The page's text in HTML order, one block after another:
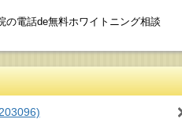
の電話de無料ホワイトニング相談